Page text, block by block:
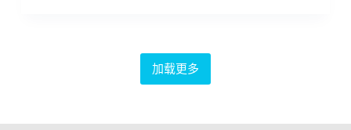
加载更多